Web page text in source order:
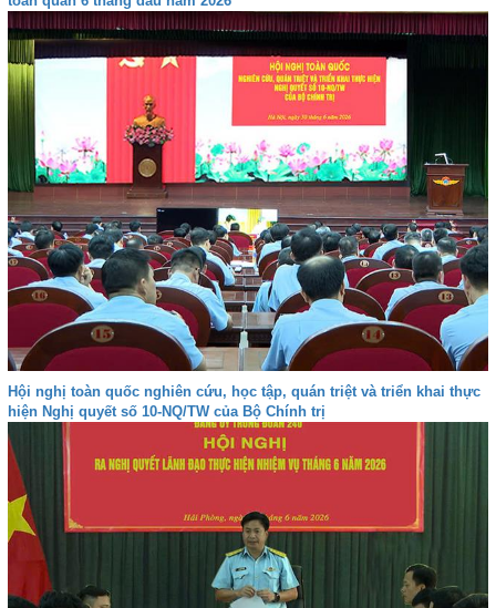
Hội nghị toàn quốc nghiên cứu, học tập, quán triệt và triển khai thực
hiện Nghị quyết số 10-NQ/TW của Bộ Chính trị